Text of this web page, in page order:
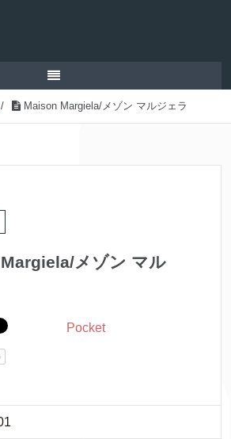
/ Maison Margiela/メゾン マルジェラ
メゾン マル
Pocket